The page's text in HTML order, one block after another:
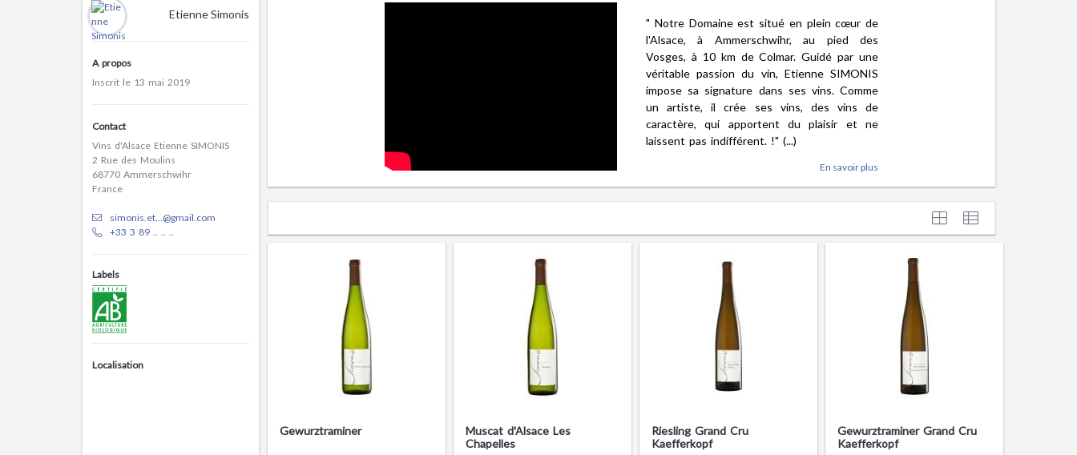
Etienne Simonis
A propos
Inscrit le 13 mai 2019
Contact
Vins d'Alsace Etienne SIMONIS
2 Rue des Moulins
68770 Ammerschwihr
France
simonis.et...@gmail.com
+33 3 89 .. .. ..
Labels
Localisation
" Notre Domaine est situé en plein cœur de
l'Alsace, à Ammerschwihr, au pied des
Vosges, à 10 km de Colmar. Guidé par une
véritable passion du vin, Etienne SIMONIS
impose sa signature dans ses vins. Comme
un artiste, il crée ses vins, des vins de
caractère, qui apportent du plaisir et ne
laissent pas indifférent. !" (...)
En savoir plus
Gewurztraminer
Muscat d'Alsace Les
Chapelles
Riesling Grand Cru
Kaefferkopf
Gewurztraminer Grand Cru
Kaefferkopf